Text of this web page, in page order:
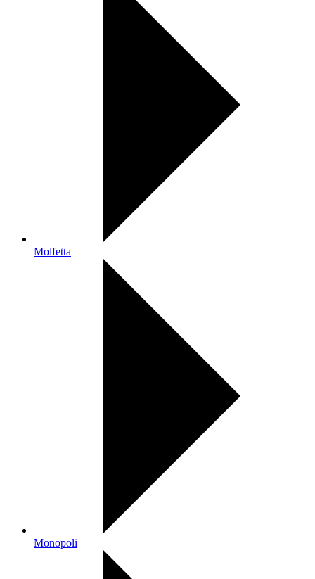
Molfetta
Monopoli